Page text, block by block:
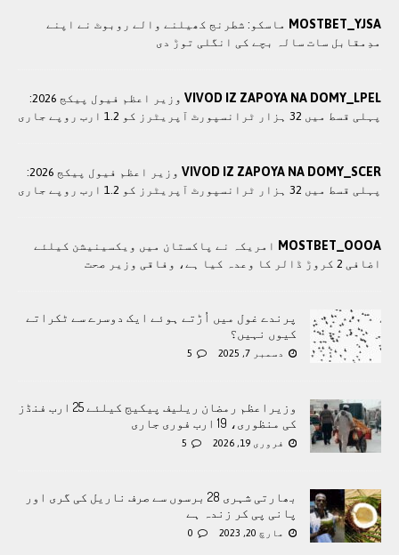
MOSTBET_YJSA ماسکو: شطرنج کھیلنے والے روبوٹ نے اپنے
مدِمقابل سات سالہ بچے کی انگلی توڑ دی
VIVOD IZ ZAPOYA NA DOMY_LPEL
وزير اعظم فیول پیکج 2026:
پہلی قسط میں 32 ہزار ٹرانسپورٹ آپریٹرز کو 1.2 ارب روپے جاری
VIVOD IZ ZAPOYA NA DOMY_SCER
وزير اعظم فیول پیکج 2026:
پہلی قسط میں 32 ہزار ٹرانسپورٹ آپریٹرز کو 1.2 ارب روپے جاری
MOSTBET_OOOA امريکہ نے پاکستان میں ویکسینیشن کیلئے
اضافی 2 کروڑ ڈالر کا وعدہ کیا ہے، وفاقی وزیر صحت
پرندے غول میں اُڑتے ہوئے ایک دوسرے سے ٹکراتے
کیوں نہیں؟
دسمبر 7, 2025 5
وزیراعظم رمضان ریلیف پیکیج کیلئے 25 ارب فنڈز
کی منظوری، 19 ارب فوری جاری
فروری 19, 2026 5
بھارتی شہری 28 برسوں سے صرف ناریل کی گری اور
پانی پی کر زندہ ہے
مارچ 20, 2023 0